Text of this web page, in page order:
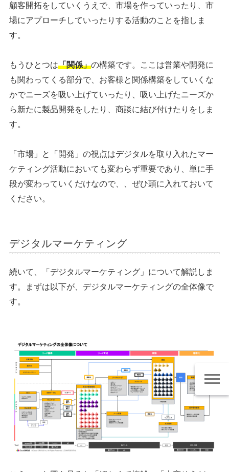
顧客開拓をしていくうえで、市場を作っていったり、市
場にアプローチしていったりする活動のことを指しま
す。
もうひとつは「関係」の構築です。ここは営業や開発に
も関わってくる部分で、お客様と関係構築をしていくな
かでニーズを吸い上げていったり、吸い上げたニーズか
ら新たに製品開発をしたり、商談に結び付けたりをしま
す。
「市場」と「開発」の視点はデジタルを取り入れたマー
ケティング活動においても変わらず重要であり、単に手
段が変わっていくだけなので、、ぜひ頭に入れておいて
ください。
デジタルマーケティング
続いて、「デジタルマーケティング」について解説しま
す。まずは以下が、デジタルマーケティングの全体像で
す。